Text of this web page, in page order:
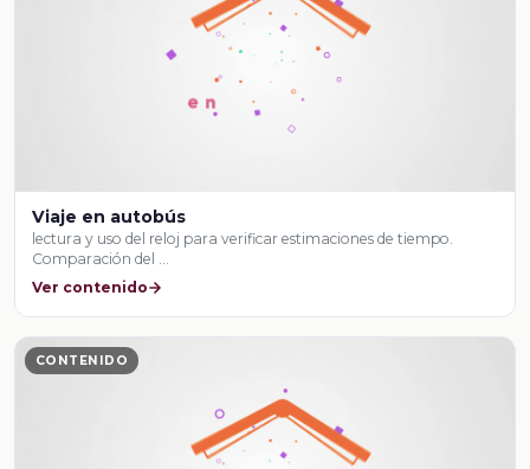
Viaje en autobús
lectura y uso del reloj para verificar estimaciones de tiempo.
Comparación del …
Ver contenido
CONTENIDO